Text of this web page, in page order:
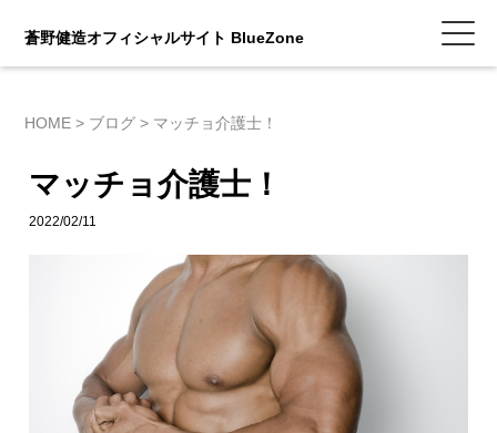
蒼野健造オフィシャルサイト BlueZone
HOME > ブログ > マッチョ介護士！
マッチョ介護士！
2022/02/11